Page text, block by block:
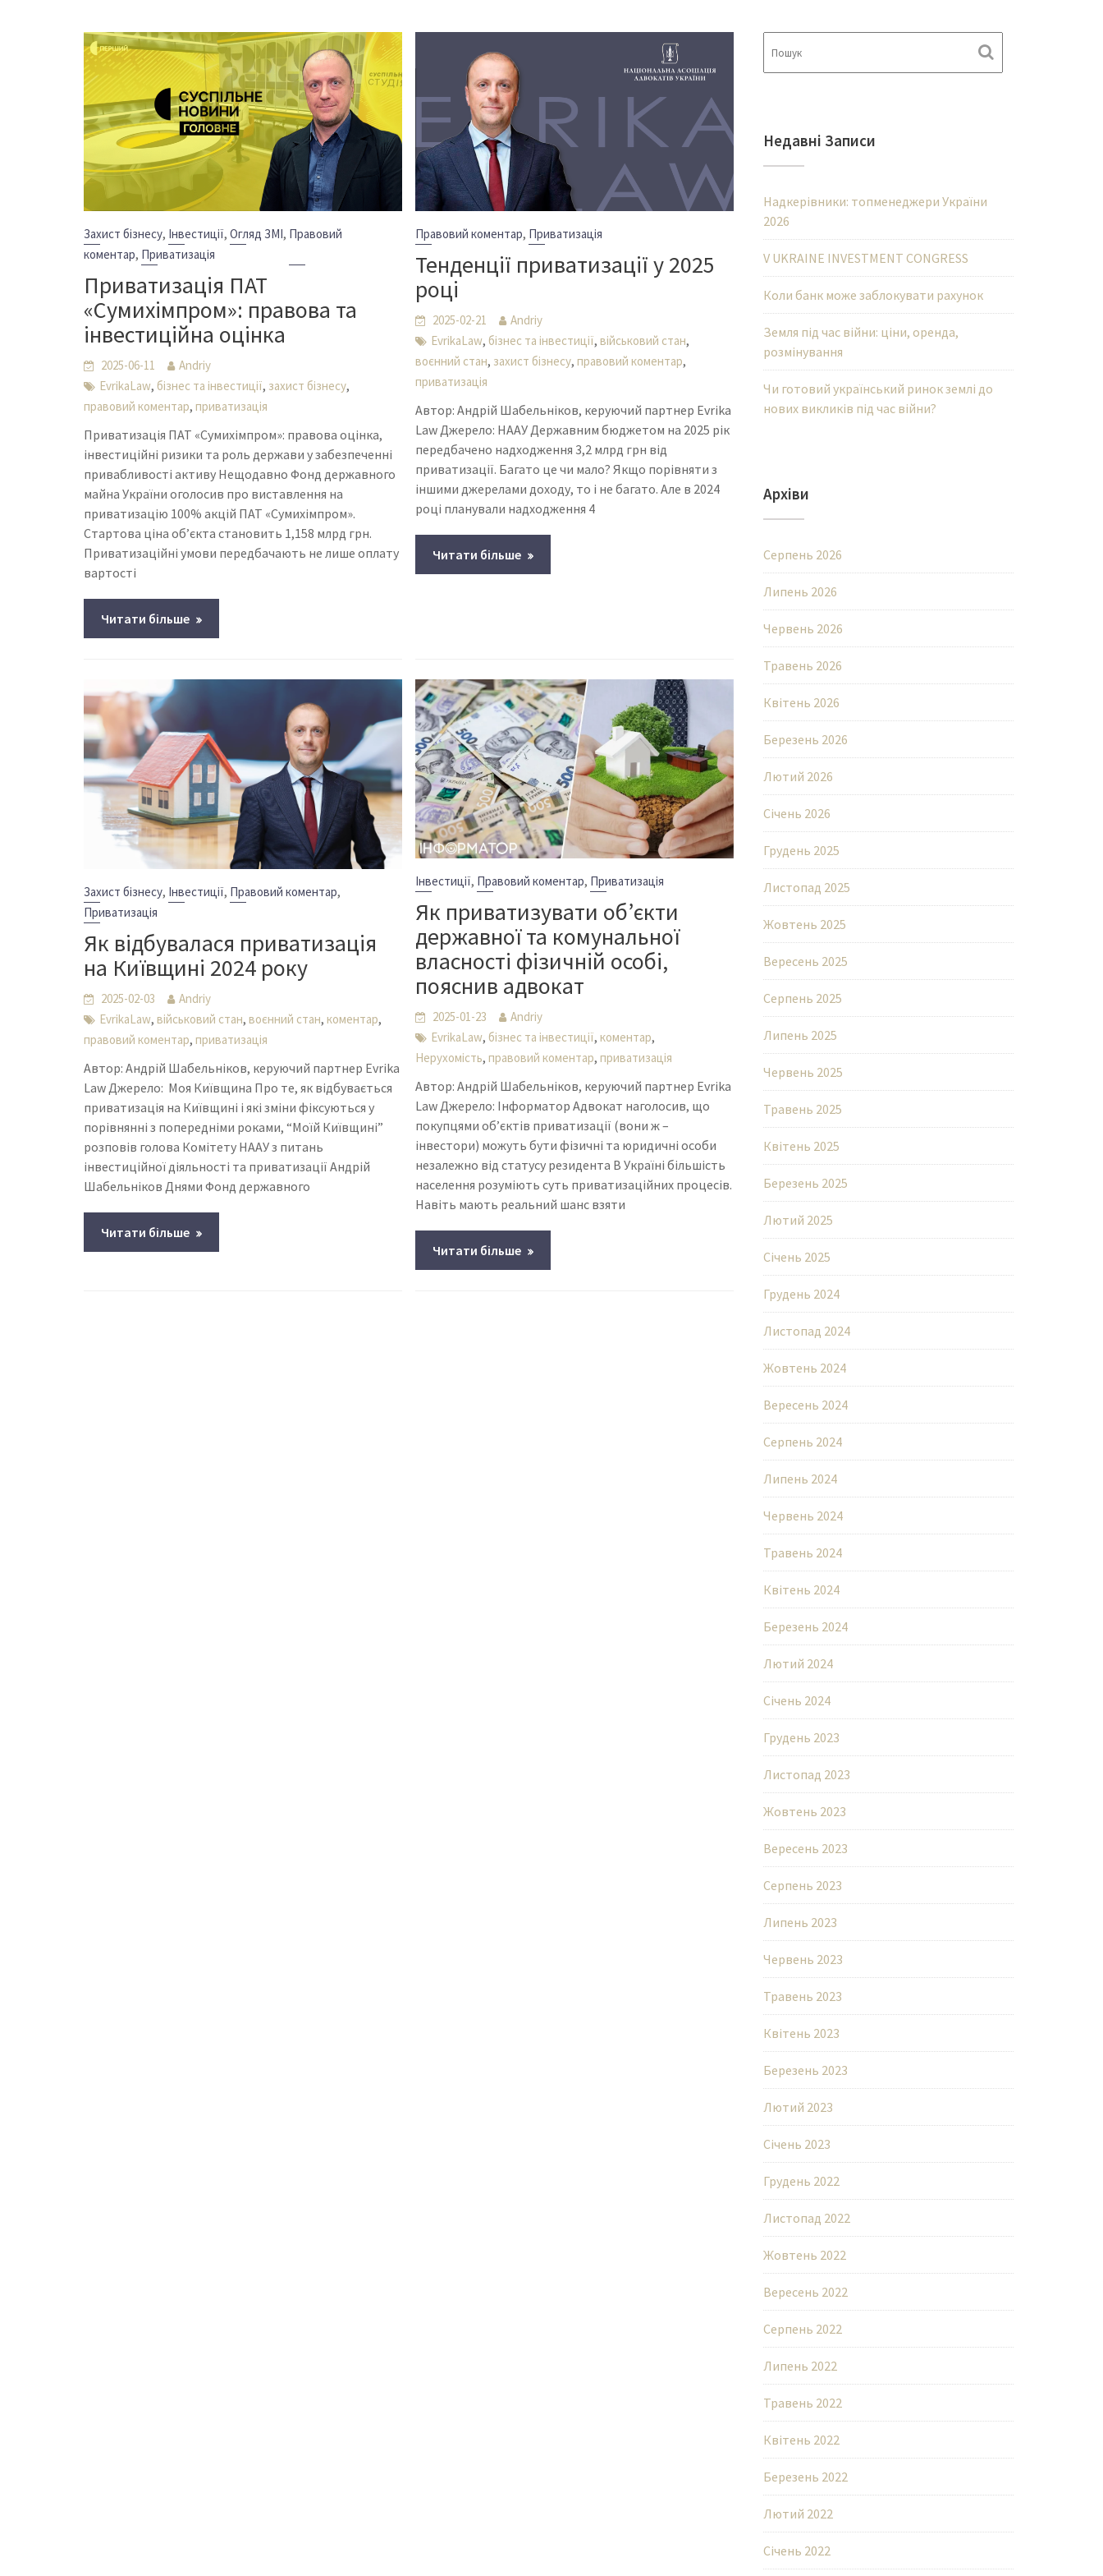
Захист бізнесу, Інвестиції,Огляд ЗМІ, Правовий
коментар, Приватизація
Приватизація ПАТ
«Сумихімпром»: правова та
інвестиційна оцінка
2025-06-11
Andriy
EvrikaLaw, бізнес та інвестиції, захист бізнесу,
правовий коментар,приватизація
Приватизація ПАТ «Сумихімпром»: правова оцінка,
інвестиційні ризики та роль держави у забезпеченні
привабливості активу Нещодавно Фонд державного
майна України оголосив про виставлення на
приватизацію 100% акцій ПАТ «Сумихімпром».
Стартова ціна об’єкта становить 1,158 млрд грн.
Приватизаційні умови передбачають не лише оплату
вартості
Читати більше
Правовий коментар, Приватизація
Тенденції приватизації у 2025
році
2025-02-21
Andriy
EvrikaLaw, бізнес та інвестиції,військовий стан,
воєнний стан, захист бізнесу,правовий коментар,
приватизація
Автор: Андрій Шабельніков, керуючий партнер Evrika
Law Джерело: НААУ Державним бюджетом на 2025 рік
передбачено надходження 3,2 млрд грн від
приватизації. Багато це чи мало? Якщо порівняти з
іншими джерелами доходу, то і не багато. Але в 2024
році планували надходження 4
Читати більше
Захист бізнесу, Інвестиції, Правовий коментар,
Приватизація
Як відбувалася приватизація
на Київщині 2024 року
2025-02-03
Andriy
EvrikaLaw,військовий стан,воєнний стан,коментар,
правовий коментар,приватизація
Автор: Андрій Шабельніков, керуючий партнер Evrika
Law Джерело: Моя Київщина Про те, як відбувається
приватизація на Київщині і які зміни фіксуються у
порівнянні з попередніми роками, “Моїй Київщині”
розповів голова Комітету НААУ з питань
інвестиційної діяльності та приватизації Андрій
Шабельніков Днями Фонд державного
Читати більше
Інвестиції, Правовий коментар, Приватизація
Як приватизувати об’єкти
державної та комунальної
власності фізичній особі,
пояснив адвокат
2025-01-23
Andriy
EvrikaLaw, бізнес та інвестиції,коментар,
Нерухомість,правовий коментар,приватизація
Автор: Андрій Шабельніков, керуючий партнер Evrika
Law Джерело: Інформатор Адвокат наголосив, що
покупцями об’єктів приватизації (вони ж –
інвестори) можуть бути фізичні та юридичні особи
незалежно від статусу резидента В Україні більшість
населення розуміють суть приватизаційних процесів.
Навіть мають реальний шанс взяти
Читати більше
Недавні Записи
Надкерівники: топменеджери України
2026
V UKRAINE INVESTMENT CONGRESS
Коли банк може заблокувати рахунок
Земля під час війни: ціни, оренда,
розмінування
Чи готовий український ринок землі до
нових викликів під час війни?
Архіви
Серпень 2026
Липень 2026
Червень 2026
Травень 2026
Квітень 2026
Березень 2026
Лютий 2026
Січень 2026
Грудень 2025
Листопад 2025
Жовтень 2025
Вересень 2025
Серпень 2025
Липень 2025
Червень 2025
Травень 2025
Квітень 2025
Березень 2025
Лютий 2025
Січень 2025
Грудень 2024
Листопад 2024
Жовтень 2024
Вересень 2024
Серпень 2024
Липень 2024
Червень 2024
Травень 2024
Квітень 2024
Березень 2024
Лютий 2024
Січень 2024
Грудень 2023
Листопад 2023
Жовтень 2023
Вересень 2023
Серпень 2023
Липень 2023
Червень 2023
Травень 2023
Квітень 2023
Березень 2023
Лютий 2023
Січень 2023
Грудень 2022
Листопад 2022
Жовтень 2022
Вересень 2022
Серпень 2022
Липень 2022
Травень 2022
Квітень 2022
Березень 2022
Лютий 2022
Січень 2022